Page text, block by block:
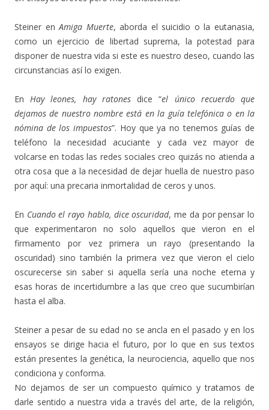
Steiner enAmiga Muerte, aborda el suicidio o la eutanasia,
como un ejercicio de libertad suprema, la potestad para
disponer de nuestra vida si este es nuestro deseo, cuando las
circunstancias así lo exigen.
EnHay leones, hay ratonesdice “el único recuerdo que
dejamos de nuestro nombre está en la guía telefónica o en la
nómina de los impuestos”. Hoy que ya no tenemos guías de
teléfono la necesidad acuciante y cada vez mayor de
volcarse en todas las redes sociales creo quizás no atienda a
otra cosa que a la necesidad de dejar huella de nuestro paso
por aquí: una precaria inmortalidad de ceros y unos.
En Cuando el rayo habla, dice oscuridad, me da por pensar lo
que experimentaron no solo aquellos que vieron en el
firmamento por vez primera un rayo (presentando la
oscuridad) sino también la primera vez que vieron el cielo
oscurecerse sin saber si aquella sería una noche eterna y
esas horas de incertidumbre a las que creo que sucumbirían
hasta el alba.
Steiner a pesar de su edad no se ancla en el pasado y en los
ensayos se dirige hacia el futuro, por lo que en sus textos
están presentes la genética, la neurociencia, aquello que nos
condiciona y conforma.
No dejamos de ser un compuesto químico y tratamos de
darle sentido a nuestra vida a través del arte, de la religión,